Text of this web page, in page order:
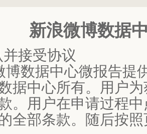
新浪微博数据
接受协议
数据中心微报告提
据中心所有。用户
。用户在申请过程
全部条款。随后按